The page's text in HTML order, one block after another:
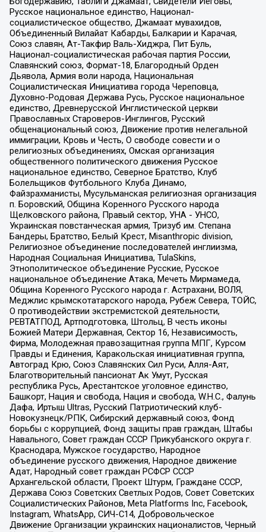
Русское национальное единство, Национал-
социалистическое общество, Джамаат мувахидов,
Объединенный Вилайат Кабарды, Балкарии и Карачая,
Союз славян, Ат-Такфир Валь-Хиджра, Пит Буль,
Национал-социалистическая рабочая партия России,
Славянский союз, Формат-18, Благородный Орден
Дьявола, Армия воли народа, Национальная
Социалистическая Инициатива города Череповца,
Духовно-Родовая Держава Русь, Русское национальное
единство, Древнерусской Инглистической церкви
Православных Староверов-Инглингов, Русский
общенациональный союз, Движение против нелегальной
иммиграции, Кровь и Честь, О свободе совести и о
религиозных объединениях, Омская организация
общественного политического движения Русское
национальное единство, Северное Братство, Клуб
Болельщиков Футбольного Клуба Динамо,
Файзрахманисты, Мусульманская религиозная организация
п. Боровский, Община Коренного Русского народа
Щелковского района, Правый сектор, УНА - УНСО,
Украинская повстанческая армия, Тризуб им. Степана
Бандеры, Братство, Белый Крест, Misanthropic division,
Религиозное объединение последователей инглиизма,
Народная Социальная Инициатива, TulaSkins,
Этнополитическое объединение Русские, Русское
национальное объединение Атака, Мечеть Мирмамеда,
Община Коренного Русского народа г. Астрахани, ВОЛЯ,
Меджлис крымскотатарского народа, Рубеж Севера, ТОЙС,
О противодействии экстремистской деятельности,
РЕВТАТПОД, Артподготовка, Штольц, В честь иконы
Божией Матери Державная, Сектор 16, Независимость,
Фирма, Молодежная правозащитная группа МПГ, Курсом
Правды и Единения, Каракольская инициативная группа,
Автоград Крю, Союз Славянских Сил Руси, Алля-Аят,
Благотворительный пансионат Ак Умут, Русская
республика Русь, Арестантское уголовное единство,
Башкорт, Нация и свобода, Нация и свобода, W.H.С., Фалунь
Дафа, Иртыш Ultras, Русский Патриотический клуб-
Новокузнецк/РПК, Сибирский державный союз, Фонд
борьбы с коррупцией, Фонд защиты прав граждан, Штабы
Навального, Совет граждан СССР Прикубанского округа г.
Краснодара, Мужское государство, Народное
объединение русского движения, Народное движение
Адат, Народный совет граждан РСФСР СССР
Архангельской области, Проект Штурм, Граждане СССР,
Держава Союз Советских Светлых Родов, Совет Советских
Социалистических Районов, Meta Platforms Inc, Facebook,
Instagram, WhatsApp, СИЧ-С14, Добровольческое
Движение Организации украинских националистов, Черный